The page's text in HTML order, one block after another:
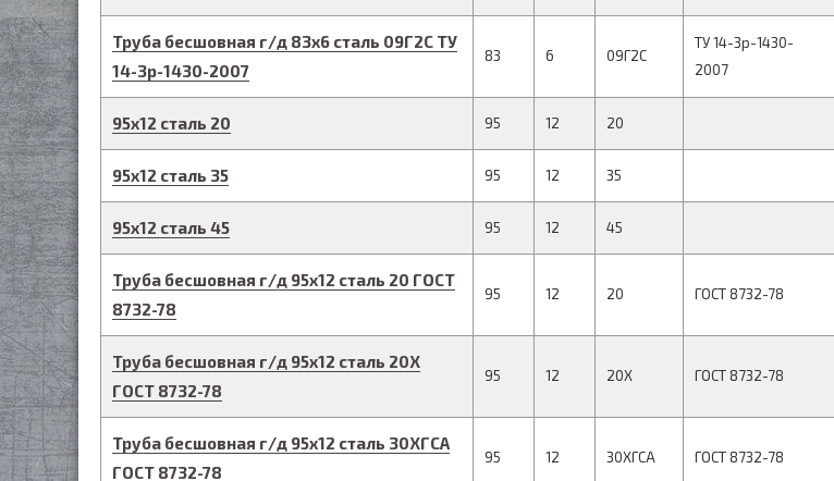
Труба бесшовная г/д 83х6 сталь 09Г2С ТУ
14-3р-1430-2007
83 6 09Г2С
ТУ 14-3р-1430-
2007
95х12 сталь 20 95 12 20
95х12 сталь 35 95 12 35
95х12 сталь 45 95 12 45
Труба бесшовная г/д 95х12 сталь 20 ГОСТ
8732-78
95 12 20 ГОСТ 8732-78
Труба бесшовная г/д 95х12 сталь 20Х
ГОСТ 8732-78
95 12 20Х ГОСТ 8732-78
Труба бесшовная г/д 95х12 сталь 30ХГСА
ГОСТ 8732-78
95 12 30ХГСА ГОСТ 8732-78